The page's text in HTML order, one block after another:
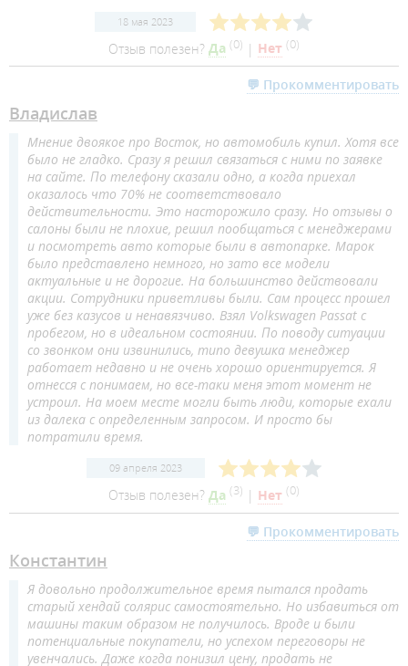
18 мая 2023
Отзыв полезен? Да (0) | Нет (0)
💬 Прокомментировать
Владислав
Мнение двоякое про Восток, но автомобиль купил. Хотя все
было не гладко. Сразу я решил связаться с ними по заявке
на сайте. По телефону сказали одно, а когда приехал
оказалось что 70% не соответствовало
действительности. Это насторожило сразу. Но отзывы о
салоны были не плохие, решил пообщаться с менеджерами
и посмотреть авто которые были в автопарке. Марок
было представлено немного, но зато все модели
актуальные и не дорогие. На большинство действовали
акции. Сотрудники приветливы были. Сам процесс прошел
уже без казусов и ненавязчиво. Взял Volkswagen Passat с
пробегом, но в идеальном состоянии. По поводу ситуации
со звонком они извинились, типо девушка менеджер
работает недавно и не очень хорошо ориентируется. Я
отнесся с понимаем, но все-таки меня этот момент не
устроил. На моем месте могли быть люди, которые ехали
из далека с определенным запросом. И просто бы
потратили время.
09 апреля 2023
Отзыв полезен? Да (3) | Нет (0)
💬 Прокомментировать
Константин
Я довольно продолжительное время пытался продать
старый хендай солярис самостоятельно. Но избавиться от
машины таким образом не получилось. Вроде и были
потенциальные покупатели, но успехом переговоры не
увенчались. Даже когда понизил цену, продать не